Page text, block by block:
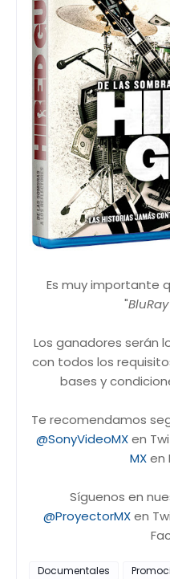
Es muy importante
"
Los ganadores serán
con todos los
bases y
Te recomendamos
@SonyVideoMXen
MXen
Síguenos en
@ProyectorMXen
Documentales